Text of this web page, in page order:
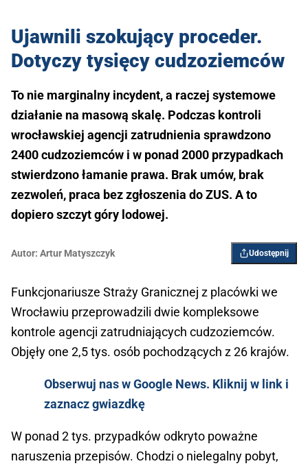
Ujawnili szokujący proceder.
Dotyczy tysięcy cudzoziemców
To nie marginalny incydent, a raczej systemowe
działanie na masową skalę. Podczas kontroli
wrocławskiej agencji zatrudnienia sprawdzono
2400 cudzoziemców i w ponad 2000 przypadkach
stwierdzono łamanie prawa. Brak umów, brak
zezwoleń, praca bez zgłoszenia do ZUS. A to
dopiero szczyt góry lodowej.
Autor: Artur Matyszczyk Udostępnij
Funkcjonariusze Straży Granicznej z placówki we
Wrocławiu przeprowadzili dwie kompleksowe
kontrole agencji zatrudniających cudzoziemców.
Objęły one 2,5 tys. osób pochodzących z 26 krajów.
Obserwuj nas w Google News. Kliknij w link i
zaznacz gwiazdkę
W ponad 2 tys. przypadków odkryto poważne
naruszenia przepisów. Chodzi o nielegalny pobyt,